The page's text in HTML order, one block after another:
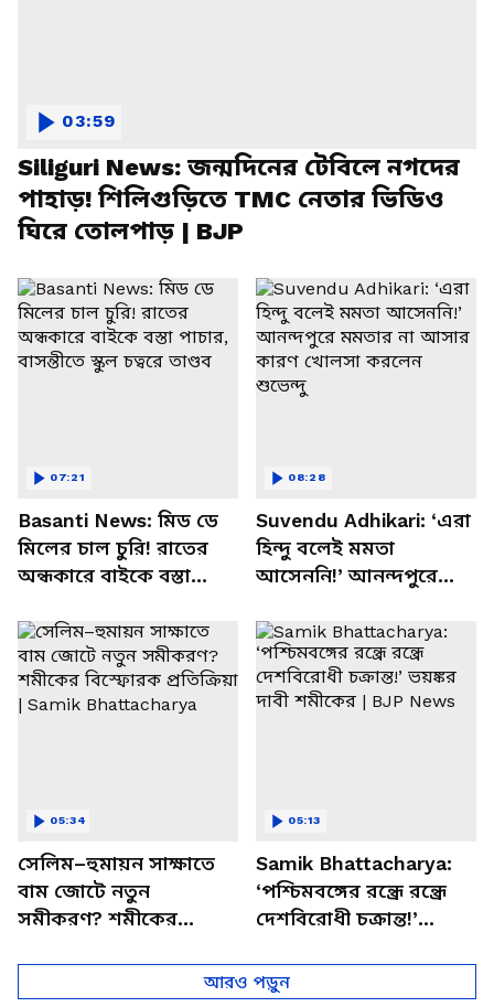
Siliguri News: জন্মদিনের টেবিলে নগদের
পাহাড়! শিলিগুড়িতে TMC নেতার ভিডিও
ঘিরে তোলপাড় | BJP
03:59
Basanti News: মিড ডে
মিলের চাল চুরি! রাতের
অন্ধকারে বাইকে বস্তা
চত্বরে তাণ্ডব
07:21
Suvendu Adhikari: ‘এরা
হিন্দু বলেই মমতা
আসেননি!’ আনন্দপুরে
খোলসা করলেন শুভেন্দু
08:28
সেলিম–হুমায়ন সাক্ষাতে
বাম জোটে নতুন
সমীকরণ? শমীকের
Samik Bhattacharya
05:34
Samik Bhattacharya:
‘পশ্চিমবঙ্গের রন্ধ্রে রন্ধ্রে
দেশবিরোধী চক্রান্ত!’
BJP News
05:13
আরও পড়ুন